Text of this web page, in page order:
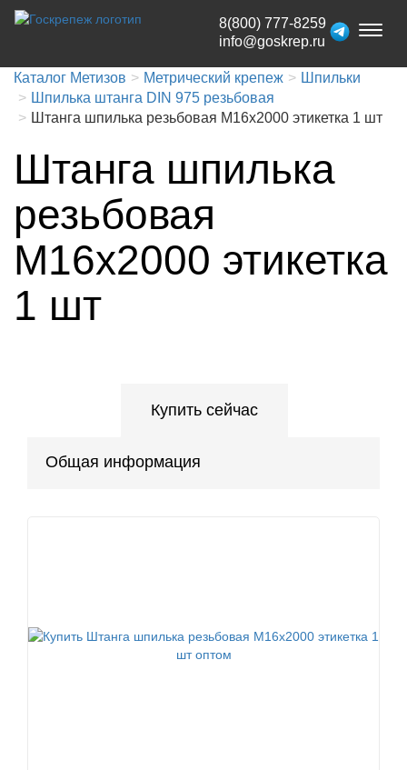
Toggle
8(800) 777-8259
info@goskrep.ru
Каталог Метизов Метрический крепеж
Шпильки
Шпилька штанга DIN 975 резьбовая
Штанга шпилька резьбовая М16x2000 этикетка 1 шт
Штанга шпилька
резьбовая
М16x2000 этикетка
1 шт
Купить сейчас
Общая информация